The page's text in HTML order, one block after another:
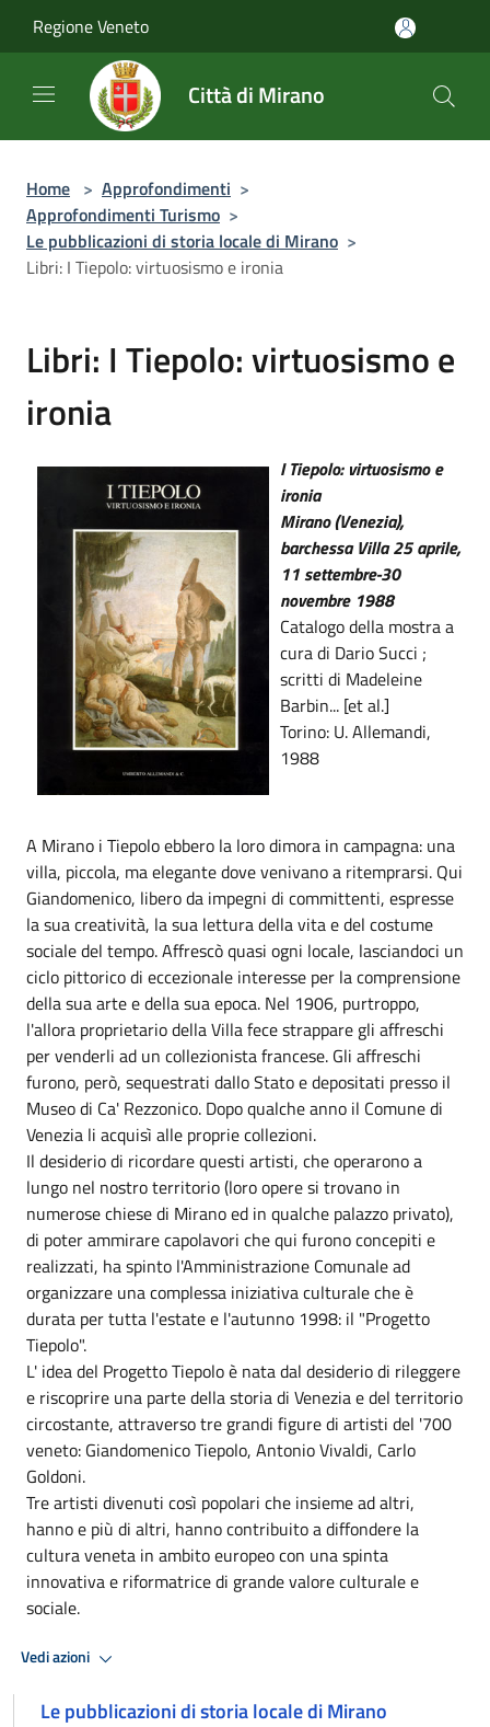
Regione Veneto
Città di Mirano
Home > Approfondimenti >
Approfondimenti Turismo >
Le pubblicazioni di storia locale di Mirano >
Libri: I Tiepolo: virtuosismo e ironia
Libri: I Tiepolo: virtuosismo e
ironia
I Tiepolo: virtuosismo e
ironia
Mirano (Venezia),
barchessa Villa 25 aprile,
11 settembre-30
novembre 1988
Catalogo della mostra a
cura di Dario Succi ;
scritti di Madeleine
Barbin... [et al.]
Torino: U. Allemandi,
1988
A Mirano i Tiepolo ebbero la loro dimora in campagna: una
villa, piccola, ma elegante dove venivano a ritemprarsi. Qui
Giandomenico, libero da impegni di committenti, espresse
la sua creatività, la sua lettura della vita e del costume
sociale del tempo. Affrescò quasi ogni locale, lasciandoci un
ciclo pittorico di eccezionale interesse per la comprensione
della sua arte e della sua epoca. Nel 1906, purtroppo,
l'allora proprietario della Villa fece strappare gli affreschi
per venderli ad un collezionista francese. Gli affreschi
furono, però, sequestrati dallo Stato e depositati presso il
Museo di Ca' Rezzonico. Dopo qualche anno il Comune di
Venezia li acquisì alle proprie collezioni.
Il desiderio di ricordare questi artisti, che operarono a
lungo nel nostro territorio (loro opere si trovano in
numerose chiese di Mirano ed in qualche palazzo privato),
di poter ammirare capolavori che qui furono concepiti e
realizzati, ha spinto l'Amministrazione Comunale ad
organizzare una complessa iniziativa culturale che è
durata per tutta l'estate e l'autunno 1998: il "Progetto
Tiepolo".
L' idea del Progetto Tiepolo è nata dal desiderio di rileggere
e riscoprire una parte della storia di Venezia e del territorio
circostante, attraverso tre grandi figure di artisti del '700
veneto: Giandomenico Tiepolo, Antonio Vivaldi, Carlo
Goldoni.
Tre artisti divenuti così popolari che insieme ad altri,
hanno e più di altri, hanno contribuito a diffondere la
cultura veneta in ambito europeo con una spinta
innovativa e riformatrice di grande valore culturale e
sociale.
Vedi azioni
Le pubblicazioni di storia locale di Mirano